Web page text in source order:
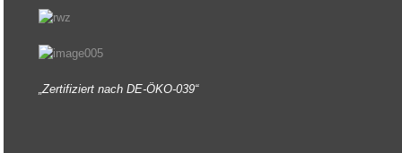
„Zertifiziert nach DE-ÖKO-039“